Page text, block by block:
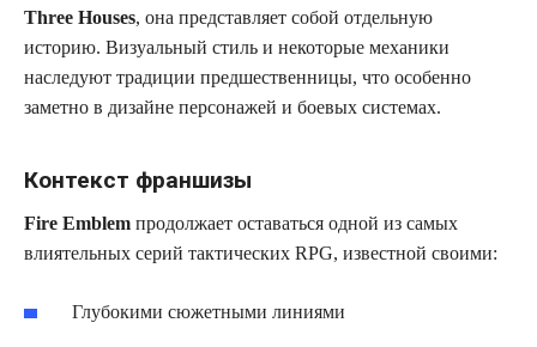
Three Houses, она представляет собой отдельную
историю. Визуальный стиль и некоторые механики
наследуют традиции предшественницы, что особенно
заметно в дизайне персонажей и боевых системах.
Контекст франшизы
Fire Emblem продолжает оставаться одной из самых
влиятельных серий тактических RPG, известной своими:
Глубокими сюжетными линиями